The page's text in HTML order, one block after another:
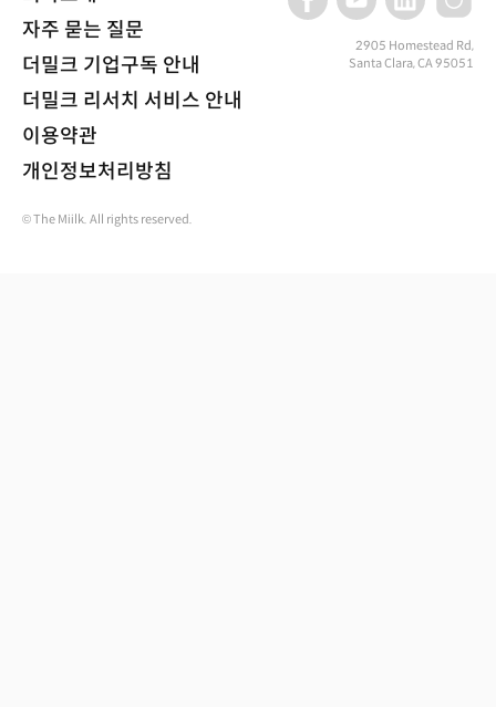
자주 묻는 질문
더밀크 기업구독 안내
더밀크 리서치 서비스 안내
이용약관
개인정보처리방침
2905 Homestead Rd,
Santa Clara, CA 95051
© The Miilk. All rights reserved.